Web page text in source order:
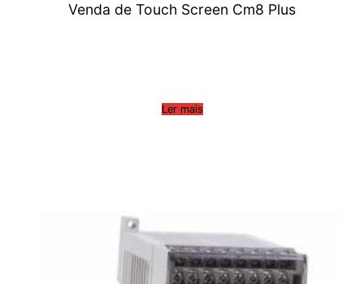
Venda de Touch Screen Cm8 Plus
Ler mais